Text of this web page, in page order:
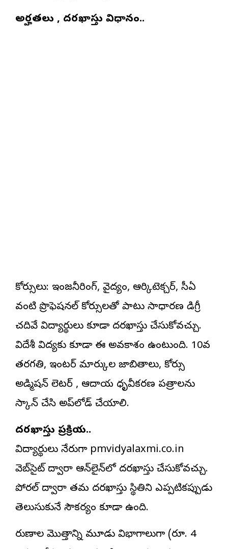
అర్హతలు , దరఖాస్తు విధానం..
కోర్సులు: ఇంజనీరింగ్, వైద్యం, ఆర్కిటెక్చర్, సీఏ
వంటి ప్రొఫెషనల్ కోర్సులతో పాటు సాధారణ డిగ్రీ
చదివే విద్యార్థులు కూడా దరఖాస్తు చేసుకోవచ్చు.
విదేశీ విద్యకు కూడా ఈ అవకాశం ఉంటుంది. 10వ
తరగతి, ఇంటర్ మార్కుల జాబితాలు, కోర్సు
అడ్మిషన్ లెటర్ , ఆదాయ ధృవీకరణ పత్రాలను
స్కాన్ చేసి అప్‌లోడ్ చేయాలి.
దరఖాస్తు ప్రక్రియ..
విద్యార్థులు నేరుగా pmvidyalaxmi.co.in
వెబ్‌సైట్ ద్వారా ఆన్‌లైన్‌లో దరఖాస్తు చేసుకోవచ్చు.
పోర్టల్ ద్వారా తమ దరఖాస్తు స్థితిని ఎప్పటికప్పుడు
తెలుసుకునే సౌకర్యం కూడా ఉంది.
రుణాల మొత్తాన్ని మూడు విభాగాలుగా (రూ. 4